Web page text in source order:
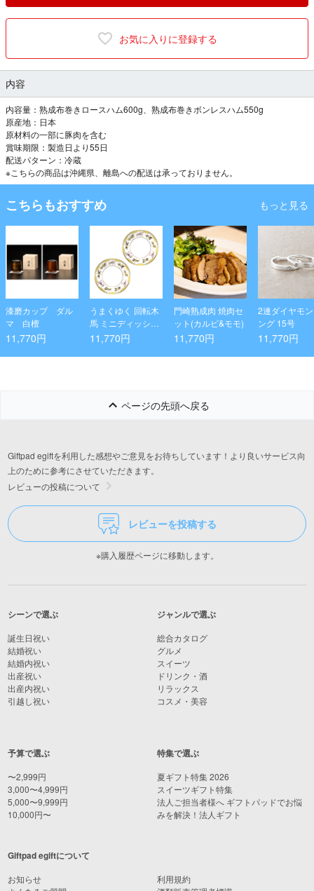
お気に入りに登録する
内容
内容量：熟成布巻きロースハム600g、熟成布巻きボンレスハム550g
原産地：日本
原材料の一部に豚肉を含む
賞味期限：製造日より55日
配送パターン：冷蔵
※こちらの商品は沖縄県、離島への配送は承っておりません。
こちらもおすすめ もっと見る
漆磨カップ ダル
マ 白檀
11,770円
うまくゆく 回転木
馬 ミニディッシュ
ペアセット
11,770円
門崎熟成肉 焼肉セ
ット(カルビ&モモ)
11,770円
2連ダイヤモ
ング 15号
11,770円
ページの先頭へ戻る
Giftpad egiftを利用した感想やご意見をお待ちしています！より良いサービス向
上のために参考にさせていただきます。
レビューの投稿について
レビューを投稿する
※購入履歴ページに移動します。
シーンで選ぶ
誕生日祝い
結婚祝い
結婚内祝い
出産祝い
出産内祝い
引越し祝い
予算で選ぶ
〜2,999円
3,000〜4,999円
5,000〜9,999円
10,000円〜
ジャンルで選ぶ
総合カタログ
グルメ
スイーツ
ドリンク・酒
リラックス
コスメ・美容
特集で選ぶ
夏ギフト特集 2026
スイーツギフト特集
法人ご担当者様へ ギフトパッドでお悩
みを解決！法人ギフト
Giftpad egiftについて
お知らせ
利用規約